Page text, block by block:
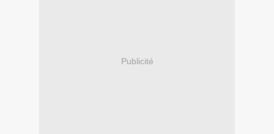
Publicité